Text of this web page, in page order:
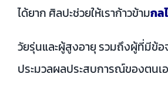
ได้ยาก ศิลปะช่วยให้เราก้าวข้ามกล
วัยรุ่นและผู้สูงอายุ รวมถึงผู้ที่มีข้
ประมวลผลประสบการณ์ของตนเ